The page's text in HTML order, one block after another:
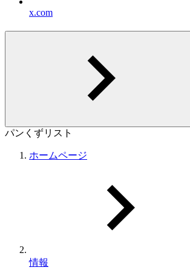
x.com
パンくずリスト
ホームページ
情報